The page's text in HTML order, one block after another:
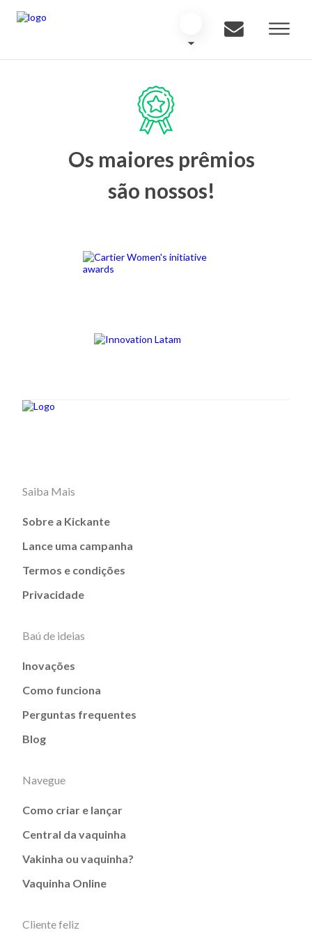
Os maiores prêmios
são nossos!
Saiba Mais
Sobre a Kickante
Lance uma campanha
Termos e condições
Privacidade
Baú de ideias
Inovações
Como funciona
Perguntas frequentes
Blog
Navegue
Como criar e lançar
Central da vaquinha
Vakinha ou vaquinha?
Vaquinha Online
Cliente feliz